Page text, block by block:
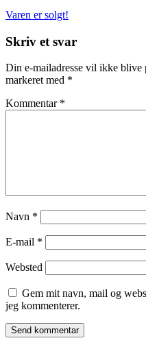
Varen er solgt!
Skriv et svar
Din e-mailadresse vil ikke blive
markeret med *
Kommentar *
Navn *
E-mail *
Websted
Gem mit navn, mail og
jeg kommenterer.